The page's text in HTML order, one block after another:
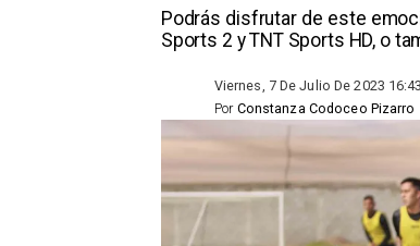
Podrás disfrutar de este
Sports 2 y TNT Sports HD, o
Viernes, 7 De Julio De 2023 16:43
Constanza Codoceo Pizarro
Por